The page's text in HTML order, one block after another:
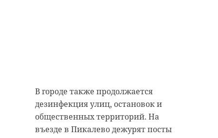
В городе также продолжается
дезинфекция улиц, остановок и
общественных территорий. На
въезде в Пикалево дежурят посты
белгородская область
доброта
спасение животных